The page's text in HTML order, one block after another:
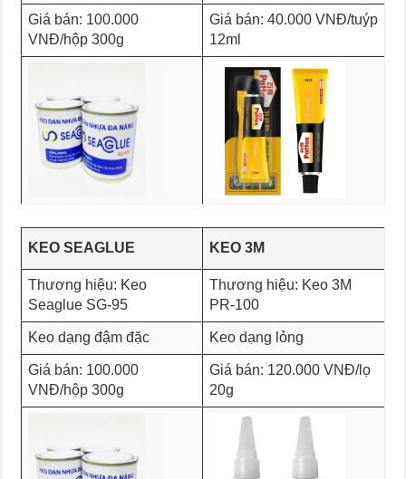
Giá bán: 100.000
VNĐ/hộp 300g
Giá bán: 40.000 VNĐ/tuýp
12ml
KEO SEAGLUE KEO 3M
Thương hiệu: Keo
Seaglue SG-95
Thương hiệu: Keo 3M
PR-100
Keo dạng đậm đặc Keo dạng lỏng
Giá bán: 100.000
VNĐ/hộp 300g
Giá bán: 120.000 VNĐ/lọ
20g